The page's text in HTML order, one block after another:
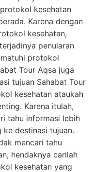
kesehatan
Karena dengan
kesehatan,
penularan
protokol
Tour Aqsa juga
tujuan Sahabat Tour
kesehatan ataukah
Karena itulah,
tahu informasi lebih
ke destinasi tujuan.
mencari tahu
hendaknya carilah
kesehatan yang